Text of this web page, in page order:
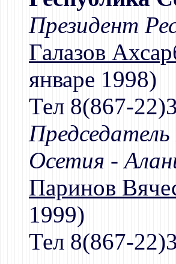
Президент
Галазов
январе 1998)
Тел 8(867-
Осетия -
Паринов
1999)
Тел 8(867-